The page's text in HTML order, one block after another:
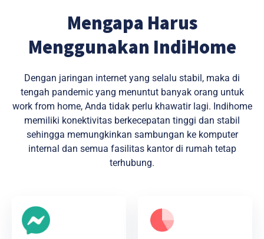
Mengapa Harus
Menggunakan IndiHome
Dengan jaringan internet yang selalu stabil, maka di
tengah pandemic yang menuntut banyak orang untuk
work from home, Anda tidak perlu khawatir lagi. Indihome
memiliki konektivitas berkecepatan tinggi dan stabil
sehingga memungkinkan sambungan ke komputer
internal dan semua fasilitas kantor di rumah tetap
terhubung.